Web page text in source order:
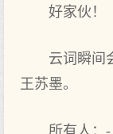
好家伙！
云词瞬间
王苏墨。
所有人：-